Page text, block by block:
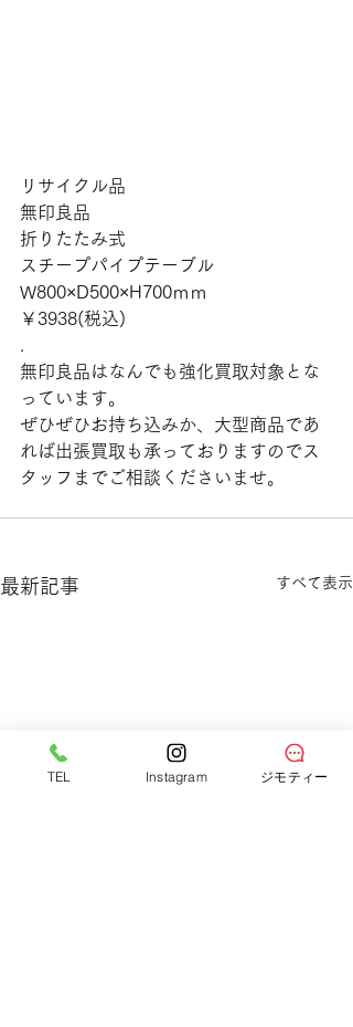
リサイクル品
無印良品
折りたたみ式
スチープパイプテーブル
W800×D500×H700ｍｍ
￥3938(税込)
無印良品はなんでも強化買取対象とな
っています。
ぜひぜひお持ち込みか、大型商品であ
れば出張買取も承っておりますのでス
タッフまでご相談くださいませ。
最新記事 すべて表示
TEL Instagram ジモティー